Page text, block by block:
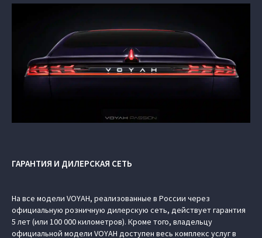
ГАРАНТИЯ И ДИЛЕРСКАЯ СЕТЬ
На все модели VOYAH, реализованные в России через
официальную розничную дилерскую сеть, действует гарантия
5 лет (или 100 000 километров). Кроме того, владельцу
официальной модели VOYAH доступен весь комплекс услуг в